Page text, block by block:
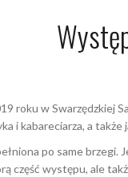
roku w Swarzędzkiej
i kabareciarza, a
po same
część występu, ale